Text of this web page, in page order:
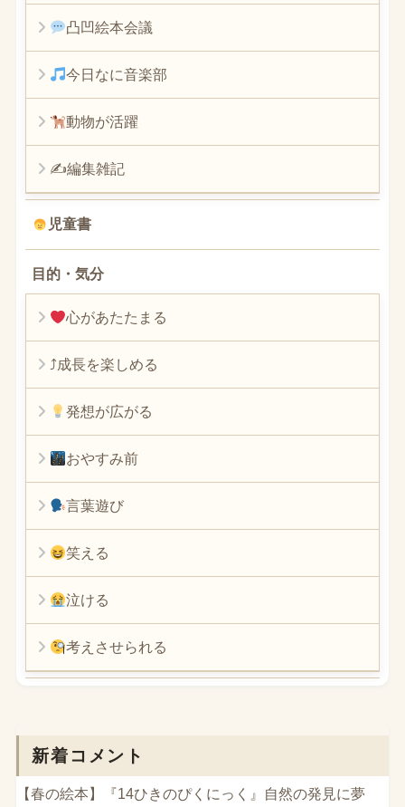
凸凹絵本会議
今日なに音楽部
動物が活躍
✍編集雑記
児童書
目的・気分
心があたたまる
⤴︎成長を楽しめる
発想が広がる
おやすみ前
言葉遊び
笑える
泣ける
考えさせられる
新着コメント
【春の絵本】『14ひきのぴくにっく』自然の発見に夢